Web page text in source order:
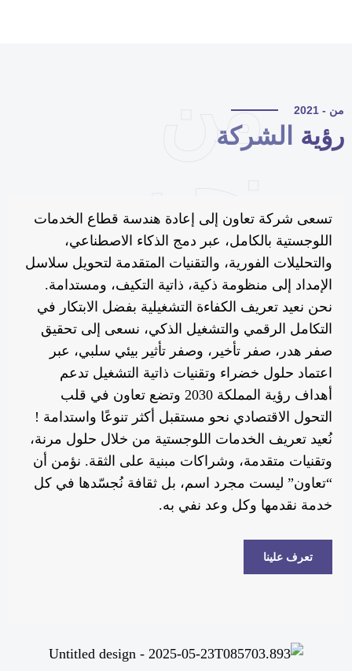
من
نحن
- 2021
الشركة
تسعى شركة تعاون إلى إعادة هندسة قطاع الخدمات
اللوجستية بالكامل، عبر دمج الذكاء الاصطناعي،
والتحليلات الفورية، والتقنيات المتقدمة لتحويل سلاسل
الإمداد إلى منظومة ذكية، ذاتية التكيف، ومستدامة.
نحن نعيد تعريف الكفاءة التشغيلية بفضل الابتكار في
التكامل الرقمي والتشغيل الذكي، نسعى إلى تحقيق
صفر هدر، صفر تأخير، وصفر تأثير بيئي سلبي، عبر
اعتماد حلول خضراء وتقنيات ذاتية التشغيل تدعم
أهداف رؤية المملكة 2030 وتضع تعاون في قلب
التحول الاقتصادي نحو مستقبل أكثر تنوعًا واستدامة !
نُعيد تعريف الخدمات اللوجستية من خلال حلول مرنة،
وتقنيات متقدمة، وشراكات مبنية على الثقة. نؤمن أن
“تعاون” ليست مجرد اسم، بل ثقافة نُجسّدها في كل
خدمة نقدمها وكل وعد نفي به.
تعرف علينا